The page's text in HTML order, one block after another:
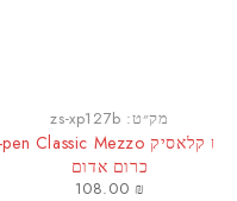
מק״ט:zs-xp127b
עט קלאסיק X-pen Classic Mezzo
כרום אדום
108.00